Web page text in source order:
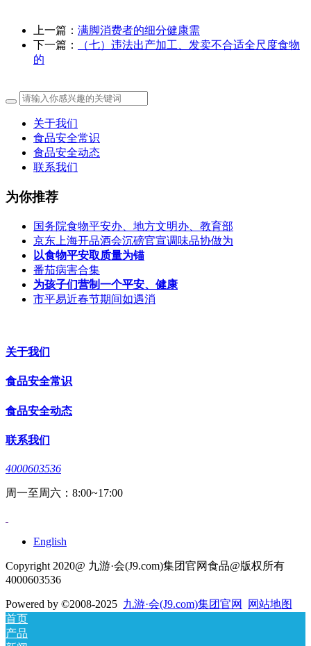
上一篇： 满脚消费者的细分健康需
下一篇：
（七）违法出产加工、发卖不合适全尺度食物
的
关于我们
食品安全常识
食品安全动态
联系我们
为你推荐
国务院食物平安办、地方文明办、教育部
京东上海开品酒会沉磅官宣调味品协做为
以食物平安取质量为锚
番茄病害合集
为孩子们营制一个平安、健康
市平易近春节期间如遇消
关于我们
食品安全常识
食品安全动态
联系我们
4000603536
周一至周六：8:00~17:00
English
Copyright 2020@ 九游·会(J9.com)集团官网食品@版权所有
4000603536
Powered by ©2008-2025 九游·会(J9.com)集团官网
网站地图
首页
产品